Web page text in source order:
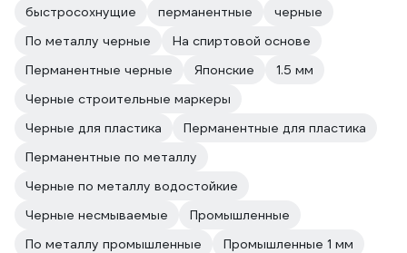
быстросохнущие
перманентные
черные
По металлу черные
На спиртовой основе
Перманентные черные
Японские
1.5 мм
Черные строительные маркеры
Черные для пластика
Перманентные для пластика
Перманентные по металлу
Черные по металлу водостойкие
Черные несмываемые
Промышленные
По металлу промышленные
Промышленные 1 мм